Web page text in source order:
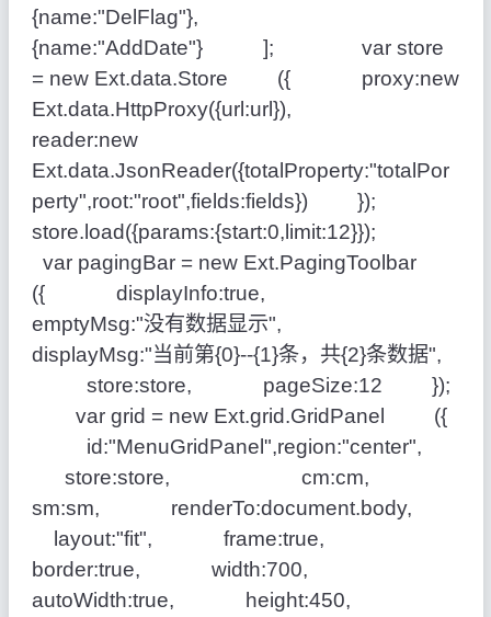
{name:"DelFlag"},
{name:"AddDate"} ]; var store
= new Ext.data.Store ({ proxy:new
Ext.data.HttpProxy({url:url}),
reader:new
Ext.data.JsonReader({totalProperty:"totalPor
perty",root:"root",fields:fields}) });
store.load({params:{start:0,limit:12}});
var pagingBar = new Ext.PagingToolbar
({ displayInfo:true,
emptyMsg:"没有数据显示",
displayMsg:"当前第{0}--{1}条，共{2}条数据",
store:store, pageSize:12 });
var grid = new Ext.grid.GridPanel ({
id:"MenuGridPanel",region:"center",
store:store, cm:cm,
sm:sm, renderTo:document.body,
layout:"fit", frame:true,
border:true, width:700,
autoWidth:true, height:450,